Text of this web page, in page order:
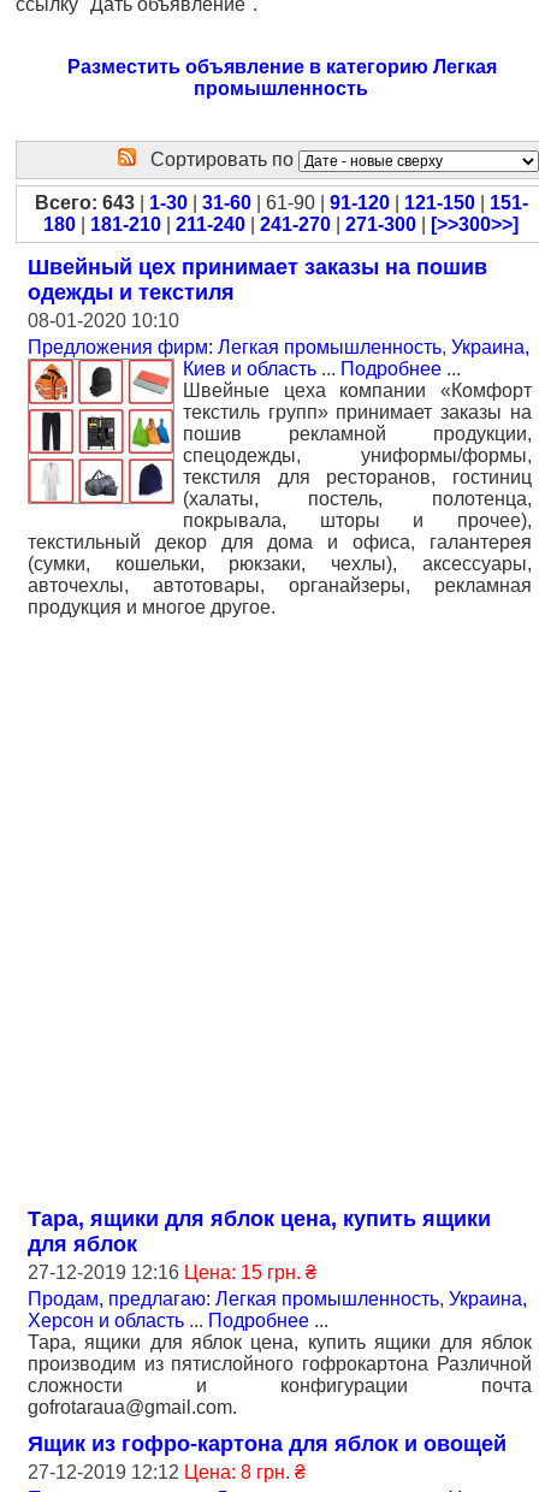
ссылку "Дать объявление".
Разместить объявление в категорию Легкая
промышленность
Сортировать по
Всего: 643| 1-30| 31-60| 61-90 | 91-120| 121-150| 151-
180
181-210 211-240 241-270 271-300 [>>300>>]
Швейный цех принимает заказы на пошив
одежды и текстиля
08-01-2020 10:10
Предложения фирм: Легкая промышленность, Украина,
Киев и область ... Подробнее ...
Швейные цеха компании «Комфорт
текстиль групп» принимает заказы на
пошив рекламной продукции,
спецодежды, униформы/формы,
текстиля для ресторанов, гостиниц
(халаты, постель, полотенца,
покрывала, шторы и прочее),
текстильный декор для дома и офиса, галантерея
(сумки, кошельки, рюкзаки, чехлы), аксессуары,
авточехлы, автотовары, органайзеры, рекламная
продукция и многое другое.
Тара, ящики для яблок цена, купить ящики
для яблок
27-12-2019 12:16 Цена: 15 грн. ₴
Продам, предлагаю: Легкая промышленность, Украина,
Херсон и область ... Подробнее ...
Тара, ящики для яблок цена, купить ящики для яблок
производим из пятислойного гофрокартона Различной
сложности и конфигурации почта
gofrotaraua@gmail.com.
Ящик из гофро-картона для яблок и овощей
27-12-2019 12:12 Цена: 8 грн. ₴